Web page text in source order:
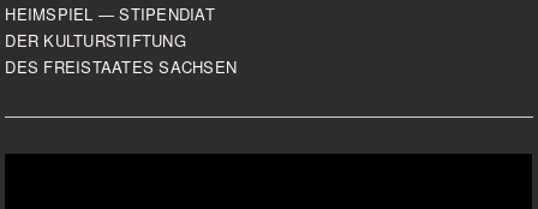
HEIMSPIEL — STIPENDIAT
DER KULTURSTIFTUNG
DES FREISTAATES SACHSEN